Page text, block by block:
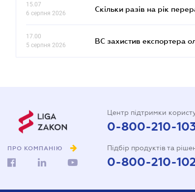
15.07
6 серпня 2026
Скільки разів на рік
17.00
5 серпня 2026
ВС захистив експортера
ПРО КОМПАНІЮ
Центр підтримки
0-800-210-
Підбір продуктів та
0-800-210-